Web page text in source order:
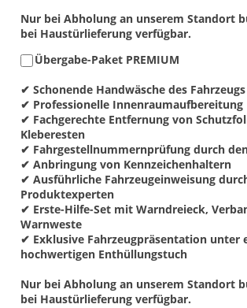
Nur bei Abholung an unserem Standort
bei Haustürlieferung verfügbar.
Übergabe-Paket PREMIUM
✔ Schonende Handwäsche des Fahrzeugs
✔ Professionelle Innenraumaufbereitung
✔ Fachgerechte Entfernung von
Kleberesten
✔ Fahrgestellnummernprüfung durch
✔ Anbringung von Kennzeichenhaltern
✔ Ausführliche Fahrzeugeinweisung
Produktexperten
✔ Erste-Hilfe-Set mit Warndreieck,
Warnweste
✔ Exklusive Fahrzeugpräsentation unter
hochwertigen Enthüllungstuch
Nur bei Abholung an unserem Standort
bei Haustürlieferung verfügbar.